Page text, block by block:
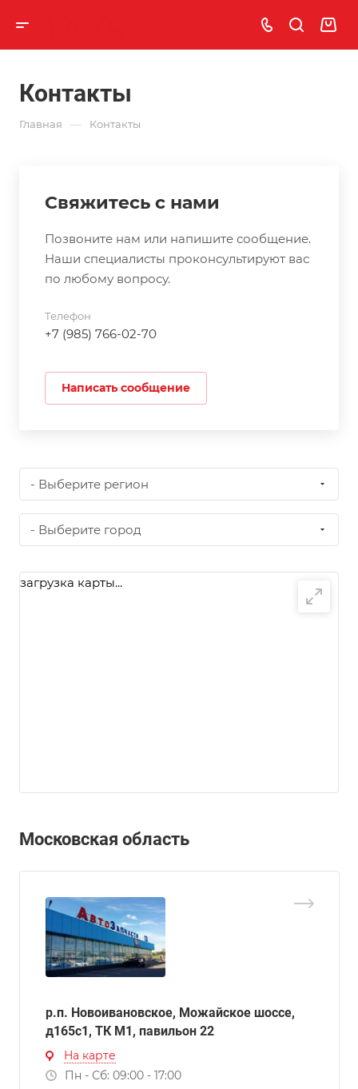
Контакты
Главная — Контакты
- Выберите регион
- Выберите город
загрузка карты...
Московская область
р.п. Новоивановское, Можайское шоссе,
д165с1, ТК М1, павильон 22
На карте
Пн - Сб: 09:00 - 17:00
Свяжитесь с нами
Позвоните нам или напишите сообщение.
Наши специалисты проконсультируют вас
по любому вопросу.
Телефон
+7 (985) 766-02-70
Написать сообщение